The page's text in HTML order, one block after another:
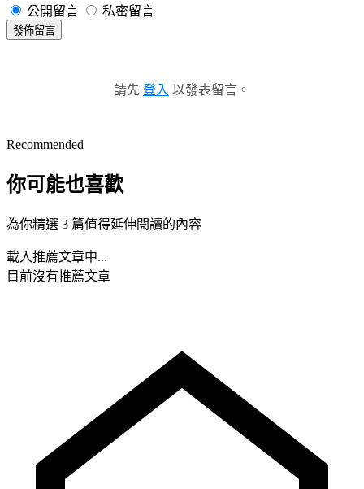
公開留言 私密留言
發佈留言
請先 登入 以發表留言。
Recommended
你可能也喜歡
為你精選 3 篇值得延伸閱讀的內容
載入推薦文章中...
目前沒有推薦文章